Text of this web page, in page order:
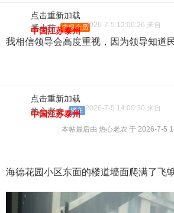
点击重新加载
番小茄 中级会员2026-7-5 12:06:26 来自
中国江苏泰州
我相信领导会高度重视，因为领导知道
点击重新加载
热心老农 楼主 2026-7-5 14:00:30 来自
中国江苏泰州
本帖最后由 热心老农 于 2026-7-5
海德花园小区东面的楼道墙面爬满了飞